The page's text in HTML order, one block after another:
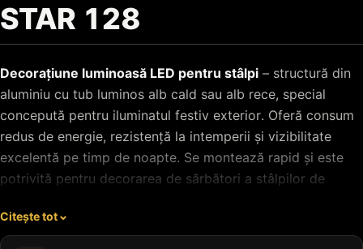
STAR 128
Decorațiune luminoasă LED pentru stâlpi – structură din
aluminiu cu tub luminos alb cald sau alb rece, special
concepută pentru iluminatul festiv exterior. Oferă consum
redus de energie, rezistență la intemperii și vizibilitate
excelentă pe timp de noapte. Se montează rapid și este
potrivită pentru decorarea de sărbători a stâlpilor de
parcuri.
Citește tot